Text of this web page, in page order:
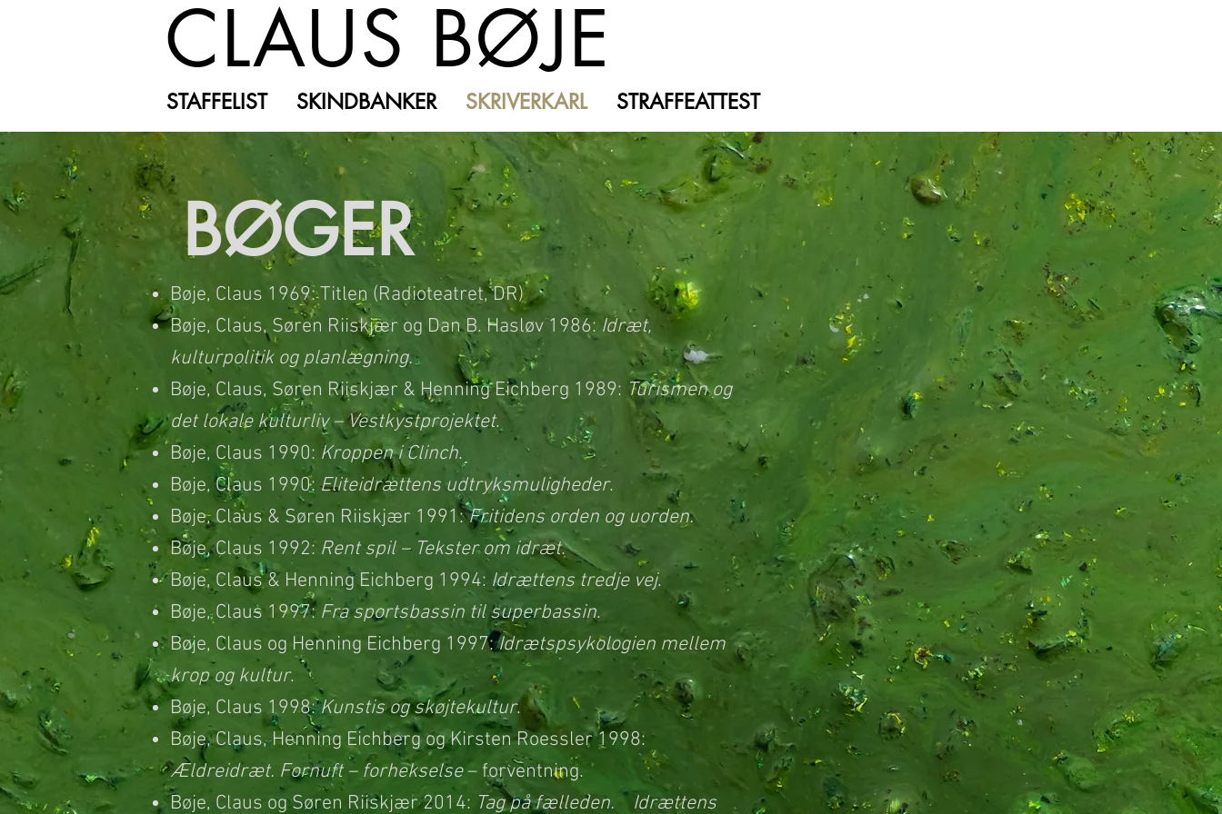
CLAUS BØJE
STAFFELIST SKINDBANKER SKRIVERKARL STRAFFEATTEST
BØGER
Bøje, Claus 1969: Titlen (Radioteatret, DR)
Bøje, Claus, Søren Riiskjær og Dan B. Hasløv 1986: Idræt,
kulturpolitik og planlægning.
Bøje, Claus, Søren Riiskjær & Henning Eichberg 1989: Turismen og
det lokale kulturliv – Vestkystprojektet.
Bøje, Claus 1990: Kroppen i Clinch.
Bøje, Claus 1990: Eliteidrættens udtryksmuligheder.
Bøje, Claus & Søren Riiskjær 1991:Fritidens orden og uorden.
Bøje, Claus 1992: Rent spil – Tekster om idræt.
Bøje, Claus & Henning Eichberg 1994: Idrættens tredje vej.
Bøje, Claus 1997:Fra sportsbassin til superbassin.
Bøje, Claus og Henning Eichberg 1997:Idrætspsykologien mellem
krop og kultur.
Bøje, Claus 1998:Kunstis og skøjtekultur.
Bøje, Claus, Henning Eichberg og Kirsten Roessler 1998:
Ældreidræt. Fornuft – forhekselse– forventning.
Bøje, Claus og Søren Riiskjær 2014: Tag på fælleden. Idrættens